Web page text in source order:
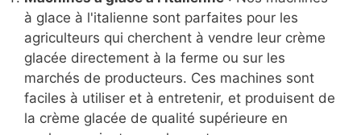
à glace à l'italienne sont parfaites pour les
agriculteurs qui cherchent à vendre leur crème
glacée directement à la ferme ou sur les
marchés de producteurs. Ces machines sont
faciles à utiliser et à entretenir, et produisent de
la crème glacée de qualité supérieure en